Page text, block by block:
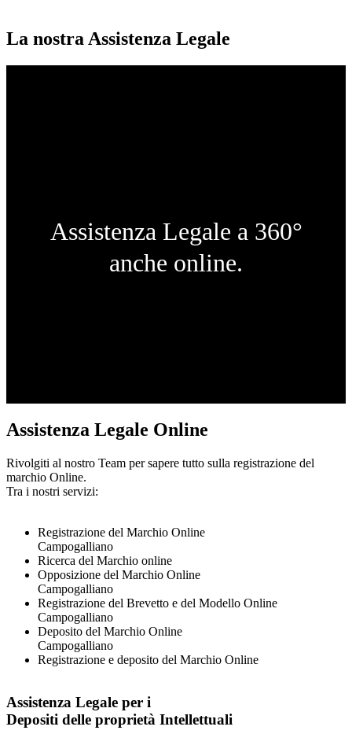
La nostra Assistenza Legale
Assistenza Legale a 360°
anche online.
Assistenza Legale Online
Rivolgiti al nostro Team per sapere tutto sulla registrazione del
marchio Online.
Tra i nostri servizi:
Registrazione del Marchio Online
Campogalliano
Ricerca del Marchio online
Opposizione del Marchio Online
Campogalliano
Registrazione del Brevetto e del Modello Online
Campogalliano
Deposito del Marchio Online
Campogalliano
Registrazione e deposito del Marchio Online
Assistenza Legale per i
Depositi delle proprietà Intellettuali